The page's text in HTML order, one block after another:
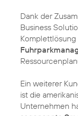
Dank der
Business
Ein weiterer
ist die
Unternehmen